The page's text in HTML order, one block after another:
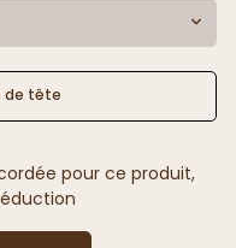
de tête
pour ce produit,